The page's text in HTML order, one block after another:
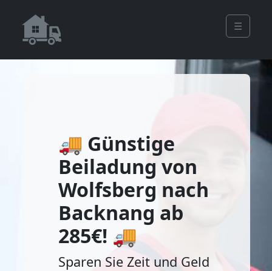
☰
🚚 Günstige
Beiladung von
Wolfsberg nach
Backnang ab
285€! 🚚
Sparen Sie Zeit und Geld